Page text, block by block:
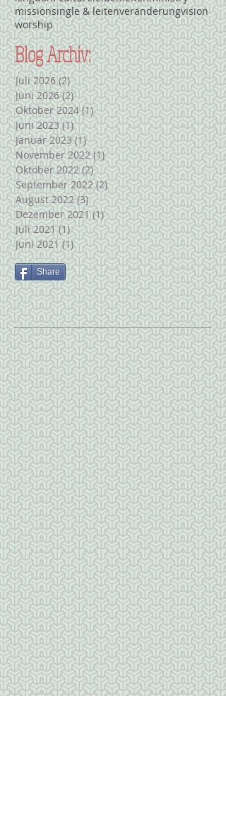
missionsingle & leitenveränderungvision
worship
Blog Archiv:
Juli 2026 (2)2 Beiträge
Juni 2026 (2)2 Beiträge
Oktober 2024 (1)1 Beitrag
Juni 2023 (1)1 Beitrag
Januar 2023 (1)1 Beitrag
November 2022 (1)1 Beitrag
Oktober 2022 (2)2 Beiträge
September 2022 (2)2 Beiträge
August 2022 (3)3 Beiträge
Dezember 2021 (1)1 Beitrag
Juli 2021 (1)1 Beitrag
Juni 2021 (1)1 Beitrag
Share